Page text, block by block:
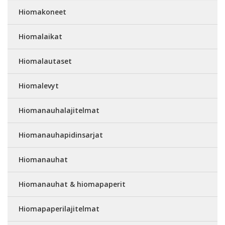
Hiomakoneet
Hiomalaikat
Hiomalautaset
Hiomalevyt
Hiomanauhalajitelmat
Hiomanauhapidinsarjat
Hiomanauhat
Hiomanauhat & hiomapaperit
Hiomapaperilajitelmat